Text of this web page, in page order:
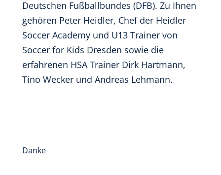
Deutschen Fußballbundes (DFB). Zu Ihnen
gehören Peter Heidler, Chef der Heidler
Soccer Academy und U13 Trainer von
Soccer for Kids Dresden sowie die
erfahrenen HSA Trainer Dirk Hartmann,
Tino Wecker und Andreas Lehmann.
Danke